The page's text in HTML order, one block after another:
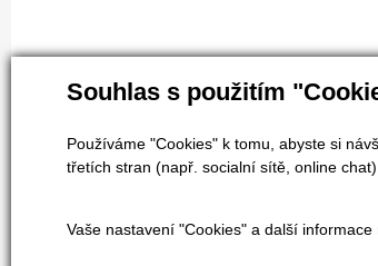
Souhlas s použitím
Používáme "Cookies" k tomu, abyste si
třetích stran (např. socialní sítě, online chat).
Vaše nastavení "Cookies" a další